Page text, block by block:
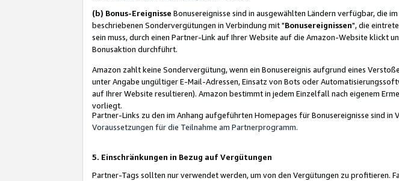
(b) Bonus-Ereignisse Bonusereignisse sind in ausgewählten Ländern verfügbar, die im
beschriebenen Sondervergütungen in Verbindung mit "Bonusereignissen", die
sein muss, durch einen Partner-Link auf Ihrer Website auf die Amazon-Website klickt
Bonusaktion durchführt.
Amazon zahlt keine Sondervergütung, wenn ein Bonusereignis aufgrund eines
unter Angabe ungültiger E-Mail-Adressen, Einsatz von Bots oder
auf Ihrer Website resultieren). Amazon bestimmt in jedem Einzelfall nach eigenem
vorliegt.
Partner-Links zu den im Anhang aufgeführten Homepages für Bonusereignisse sind
Voraussetzungen für die Teilnahme am Partnerprogramm.
5. Einschränkungen in Bezug auf Vergütungen
Partner-Tags sollten nur verwendet werden, um von den Vergütungen zu profitieren.